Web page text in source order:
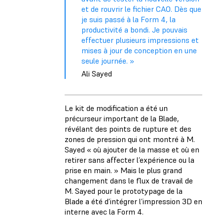
et de rouvrir le fichier CAO. Dès que
je suis passé à la Form 4, la
productivité a bondi. Je pouvais
effectuer plusieurs impressions et
mises à jour de conception en une
seule journée. »
Ali Sayed
Le kit de modification a été un
précurseur important de la Blade,
révélant des points de rupture et des
zones de pression qui ont montré à M.
Sayed « où ajouter de la masse et où en
retirer sans affecter l’expérience ou la
prise en main. » Mais le plus grand
changement dans le flux de travail de
M. Sayed pour le prototypage de la
Blade a été d’intégrer l’impression 3D en
interne avec la Form 4.